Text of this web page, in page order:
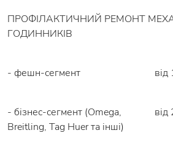
ПРОФІЛАКТИЧНИЙ РЕМОНТ
ГОДИННИКІВ
- фешн-сегмент
- бізнес-сегмент (Omega,
Breitling, Tag Huer та інші)